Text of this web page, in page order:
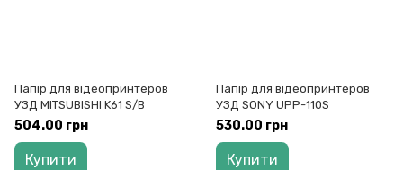
Папір для відеопринтеров
УЗД MITSUBISHI K61 S/B
504.00 грн
Купити
Папір для відеопринтеров
УЗД SONY UPP-110S
530.00 грн
Купити